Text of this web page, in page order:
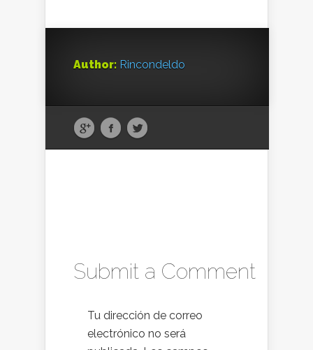
Author: Rincondeldo
Submit a Comment
Tu dirección de correo
electrónico no será